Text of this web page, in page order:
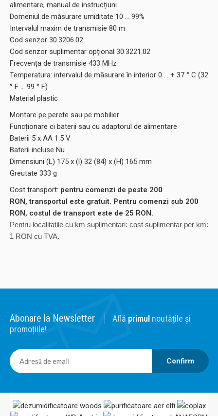
alimentare, manual de instrucțiuni
Domeniul de măsurare umiditate 10 ... 99%
Intervalul maxim de transmisie 80 m
Cod senzor 30.3206.02
Cod senzor suplimentar opțional 30.3221.02
Frecvența de transmisie 433 MHz
Temperatura: intervalul de măsurare în interior 0 ... + 37 ° C (32
° F ... 99 ° F)
Material plastic
Montare pe perete sau pe mobilier
Funcționare ci baterii sau cu adaptorul de alimentare
Baterii 5 x AA 1.5 V
Baterii incluse Nu
Dimensiuni (L) 175 x (l) 32 (84) x (H) 165 mm
Greutate 333 g
Cost transport: pentru comenzi de peste 200
RON, transportul este gratuit. Pentru comenzi sub 200
RON, costul de transport este de 25 RON.
Pentru localitatile cu km suplimentari: cost suplimentar per km:
1 RON cu TVA.
Abonare la Newsletter Află primul noutățile și
promoțiile!
Confirm